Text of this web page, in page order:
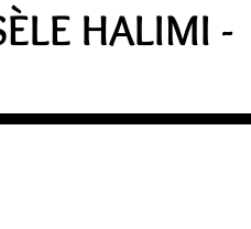
HALIMI -